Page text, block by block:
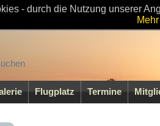
MFC-Walsrode
Flugplatz Termine
- durch die Nutzung unserer